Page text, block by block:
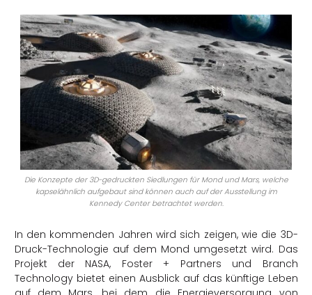
Die Konzepte der 3D-gedruckten Siedlungen für Mond und Mars, welche
kapselähnlich aufgebaut sind können auch auf der Ausstellung im
Kennedy Centerbetrachtet werden.
In den kommenden Jahren wird sich zeigen, wie die 3D-
Druck-Technologie auf dem Mond umgesetzt wird. Das
Projekt der NASA, Foster + Partners und Branch
Technology bietet einen Ausblick auf das künftige Leben